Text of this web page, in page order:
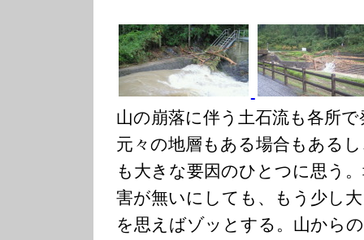
山の崩落に伴う土石流も各所
元々の地層もある場合もある
も大きな要因のひとつに思う
害が無いにしても、もう少し
を思えばゾッとする。山から